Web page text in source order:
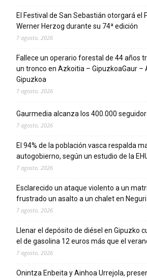
El Festival de San Sebastián otorgará el
Werner Herzog durante su 74ª edición
7 agosto, 2026
Fallece un operario forestal de 44 años
un tronco en Azkoitia – GipuzkoaGaur –
Gipuzkoa
7 agosto, 2026
Gaurmedia alcanza los 400.000
7 agosto, 2026
El 94% de la población vasca respalda
autogobierno, según un estudio de la
7 agosto, 2026
Esclarecido un ataque violento a un
frustrado un asalto a un chalet en Neguri
7 agosto, 2026
Llenar el depósito de diésel en Gipuzko
el de gasolina 12 euros más que el
7 agosto, 2026
Onintza Enbeita y Ainhoa Urrejola,